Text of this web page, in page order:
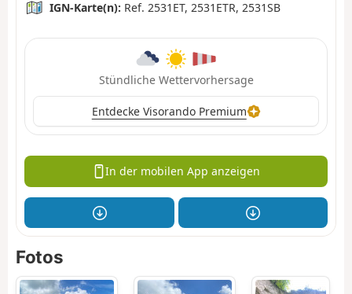
IGN-Karte(n): Ref. 2531ET, 2531ETR, 2531SB
Stündliche Wettervorhersage
Entdecke Visorando Premium
In der mobilen App anzeigen
Fotos